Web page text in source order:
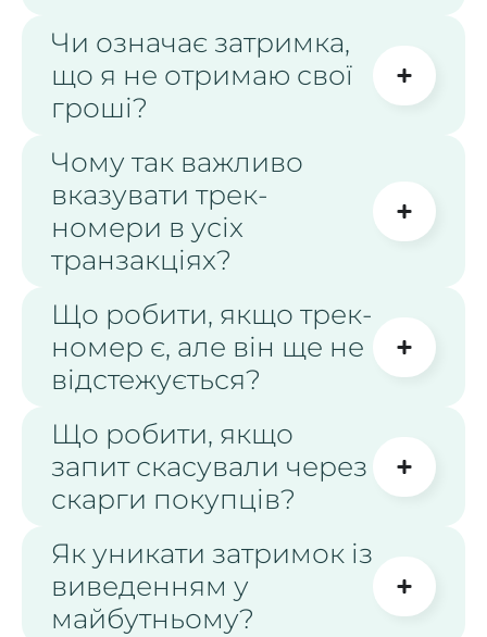
Чи означає затримка,
що я не отримаю свої
гроші?
Чому так важливо
вказувати трек-
номери в усіх
транзакціях?
Що робити, якщо трек-
номер є, але він ще не
відстежується?
Що робити, якщо
запит скасували через
скарги покупців?
Як уникати затримок із
виведенням у
майбутньому?